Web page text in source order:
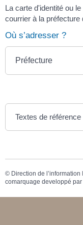
La carte d'identité ou
courrier à la préfecture
Où s’adresser ?
Préfecture
Textes de référence
© Direction de
comarquage developpé par